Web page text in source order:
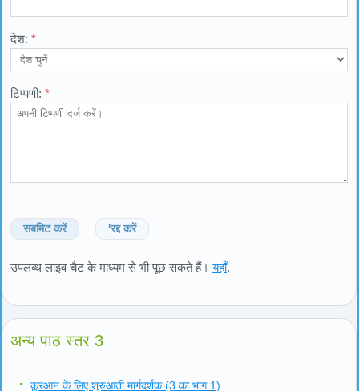
देश: *
टिप्पणी: *
सबमिट करें 'रद्द करें
उपलब्ध लाइव चैट के माध्यम से भी पूछ सकते हैं।यहाँ.
अन्य पाठ स्तर 3
क़ुरआन के लिए शुरुआती मार्गदर्शक (3 का भाग 1)